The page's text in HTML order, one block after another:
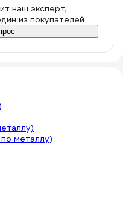
наш эксперт,
из покупателей
металлу)